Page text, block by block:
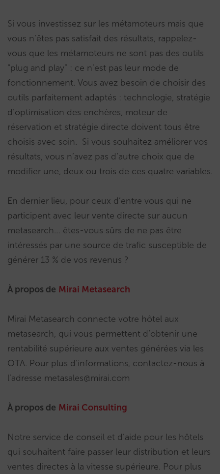
Si vous investissez sur les métamoteurs mais que
vous n’êtes pas satisfait des résultats, rappelez-
vous que les métamoteurs ne sont pas des outils
“plug and play” : ce n’est pas leur mode de
fonctionnement. Vous avez besoin de choisir des
outils parfaitement adaptés : technologie, stratégie
d’optimisation des enchères, moteur de
réservation et stratégie directe doivent tous être
choisis avec soin. Si vous souhaitez améliorer vos
résultats, vous n’avez pas d’autre choix que de
modifier une, deux ou trois de ces quatre variables.
En dernier lieu, pour ceux d’entre vous qui ne
participent avec leur vente directe sur aucun
metasearch… êtes-vous sûrs de ne pas être
intéressés par une source de trafic susceptible de
générer 13 % de vos revenus ?
À propos de Mirai Metasearch
Mirai Metasearch connecte votre hôtel aux
metasearch, qui vous permettent d’obtenir une
rentabilité supérieure aux ventes générées via les
OTA. Pour plus d’informations, contactez-nous à
l’adresse metasales@mirai.com
À propos de Mirai Consulting
Notre service de conseil et d’aide pour les hôtels
qui souhaitent faire passer leur distribution et leurs
ventes directes à la vitesse supérieure. Pour plus